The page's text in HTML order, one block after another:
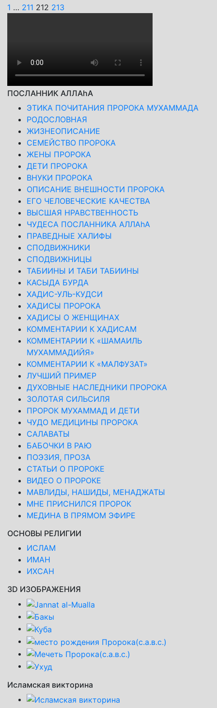
Пагинация
1 … 211 212 213
ПОСЛАННИК АЛЛАhА
ЭТИКА ПОЧИТАНИЯ ПРОРОКА МУХАММАДА
РОДОСЛОВНАЯ
ЖИЗНЕОПИСАНИЕ
СЕМЕЙСТВО ПРОРОКА
ЖЕНЫ ПРОРОКА
ДЕТИ ПРОРОКА
ВНУКИ ПРОРОКА
ОПИСАНИЕ ВНЕШНОСТИ ПРОРОКА
ЕГО ЧЕЛОВЕЧЕСКИЕ КАЧЕСТВА
ВЫСШАЯ НРАВСТВЕННОСТЬ
ЧУДЕСА ПОСЛАННИКА АЛЛАhА
ПРАВЕДНЫЕ ХАЛИФЫ
СПОДВИЖНИКИ
СПОДВИЖНИЦЫ
ТАБИИНЫ И ТАБИ ТАБИИНЫ
КАСЫДА БУРДА
ХАДИС-УЛЬ-КУДСИ
ХАДИСЫ ПРОРОКА
ХАДИСЫ О ЖЕНЩИНАХ
КОММЕНТАРИИ К ХАДИСАМ
КОММЕНТАРИИ К «ШАМАИЛЬ
МУХАММАДИЙЯ»
КОММЕНТАРИИ К «МАЛФУЗАТ»
ЛУЧШИЙ ПРИМЕР
ДУХОВНЫЕ НАСЛЕДНИКИ ПРОРОКА
ЗОЛОТАЯ СИЛЬСИЛЯ
ПРОРОК МУХАММАД И ДЕТИ
ЧУДО МЕДИЦИНЫ ПРОРОКА
САЛАВАТЫ
БАБОЧКИ В РАЮ
ПОЭЗИЯ, ПРОЗА
СТАТЬИ О ПРОРОКЕ
ВИДЕО О ПРОРОКЕ
МАВЛИДЫ, НАШИДЫ, МЕНАДЖАТЫ
МНЕ ПРИСНИЛСЯ ПРОРОК
МЕДИНА В ПРЯМОМ ЭФИРЕ
ОСНОВЫ РЕЛИГИИ
ИСЛАМ
ИМАН
ИХСАН
3D ИЗОБРАЖЕНИЯ
Исламская викторина